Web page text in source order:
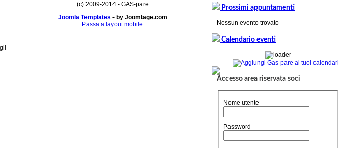
Prossimi appuntamenti
Nessun evento trovato
Calendario eventi
Accesso area riservata soci
Nome utente
Password
(c) 2009-2014 - GAS-pare
Joomla Templates - by Joomlage.com
Passa a layout mobile